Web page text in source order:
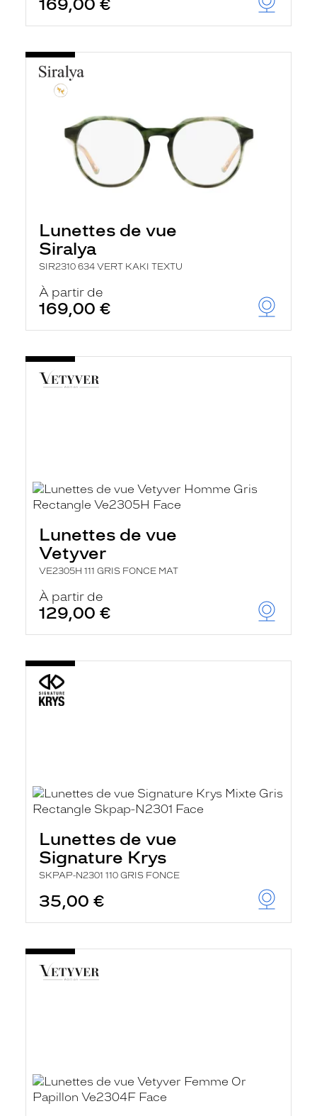
169,00 €
Lunettes de vue
Siralya
SIR2310 634 VERT KAKI TEXTU
À partir de
169,00 €
Lunettes de vue
Vetyver
VE2305H 111 GRIS FONCE MAT
À partir de
129,00 €
Lunettes de vue
Signature Krys
SKPAP-N2301 110 GRIS FONCE
35,00 €